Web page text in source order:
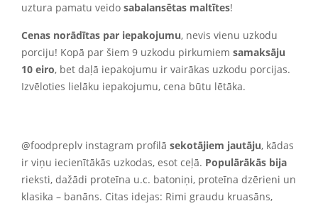
uztura pamatu veido sabalansētas maltītes!
Cenas norādītas par iepakojumu, nevis vienu uzkodu
porciju! Kopā par šiem 9 uzkodu pirkumiem samaksāju
10 eiro, bet daļā iepakojumu ir vairākas uzkodu porcijas.
Izvēloties lielāku iepakojumu, cena būtu lētāka.
@foodpreplv instagram profilā sekotājiem jautāju, kādas
ir viņu iecienītākās uzkodas, esot ceļā. Populārākās bija
rieksti, dažādi proteīna u.c. batoniņi, proteīna dzērieni un
klasika – banāns. Citas idejas: Rimi graudu kruasāns,